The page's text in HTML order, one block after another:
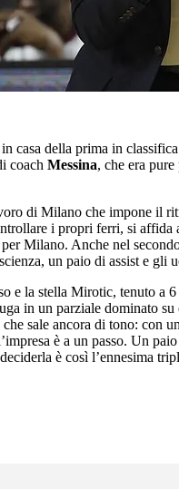
in casa della prima in
coach Messina, che era
di Milano che impone il
i propri ferri, si
Milano. Anche nel
un paio di assist e
e la stella Mirotic, tenuto a
in un parziale dominato
sale ancora di tono: con
è a un passo. Un
è così l’ennesima